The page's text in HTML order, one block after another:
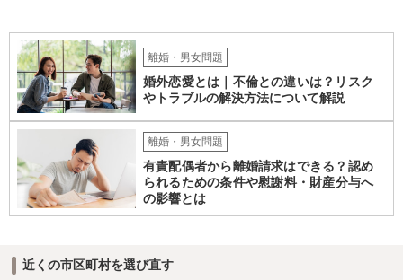
離婚・男女問題
婚外恋愛とは｜不倫との違いは？リスク
やトラブルの解決方法について解説
離婚・男女問題
有責配偶者から離婚請求はできる？認め
られるための条件や慰謝料・財産分与へ
の影響とは
近くの市区町村を選び直す